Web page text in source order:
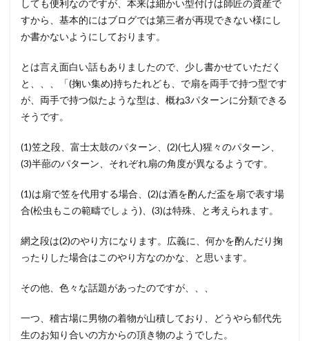
しても便利なのですが、本来は細かい型付けは師匠の資産で
すから、基本的にはブログでは第三者が再現できない様にし
か書かないようにしております。
とは言え面白い話もありましたので、少し書かせていただく
と、、、「(掬い集め)持ちたれども、で扇を両手で持つ型です
が、両手で持つ似たような型は、概ね3パターンに分類できる
そうです。
(1)笠之段、富士太鼓のパターン、(2)(七人)猩々のパターン、
(3)半蔀のパターン、それぞれ扇の角度が異なるようです。
(1)は扇で笠を代用する場合、(2)は酒を酌んだ盃を扇で表す場
合(松虫もこの範疇でしょう)、(3)は特殊、と考えられます。
網之段は(2)のやり方になります。広義に、何かを酌んだり掬
ったりした場合はこのやり方なのかな、と思います。
その他、色々な話題があったのですが、、、
一つ、稽古場に男物の着物が山積しており、どうやら郁代先
生のお知り合いの方からの頂き物のようでした。